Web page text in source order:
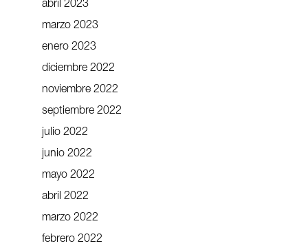
abril 2023
marzo 2023
enero 2023
diciembre 2022
noviembre 2022
septiembre 2022
julio 2022
junio 2022
mayo 2022
abril 2022
marzo 2022
febrero 2022